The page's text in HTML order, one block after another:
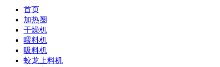
首页
加热圈
干燥机
喂料机
吸料机
蛟龙上料机